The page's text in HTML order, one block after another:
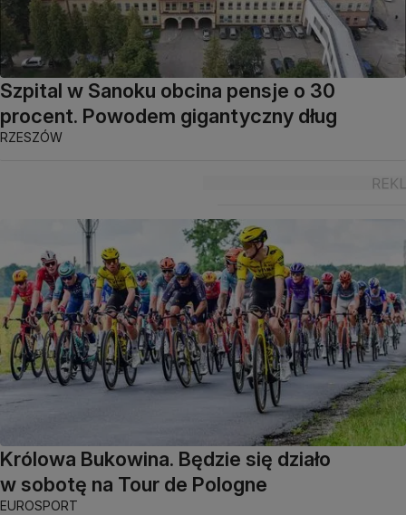
Szpital w Sanoku obcina pensje o 30
procent. Powodem gigantyczny dług
RZESZÓW
Królowa Bukowina. Będzie się działo
w sobotę na Tour de Pologne
EUROSPORT